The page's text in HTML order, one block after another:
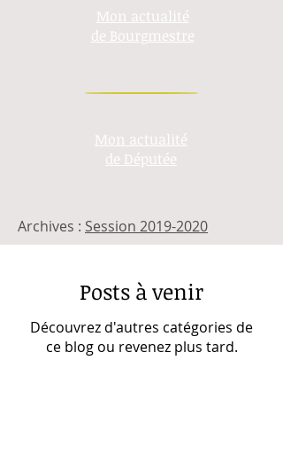
Posts à venir
Découvrez d'autres catégories de
ce blog ou revenez plus tard.
Mon actualité
de Bourgmestre
Mon actualité
de Députée
Archives : Session 2019-2020